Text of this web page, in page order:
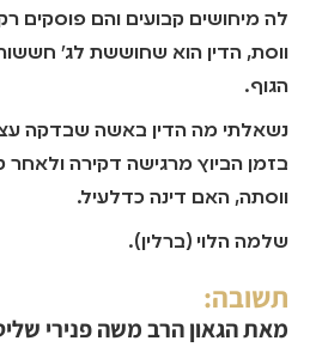
לה מיחושים קבועים והם פוסקים
ווסת, הדין הוא שחוששת לג'
הגוף.
נשאלתי מה הדין באשה שבדקה
בזמן הביוץ מרגישה דקירה
ווסתה, האם דינה כדלעיל.
שלמה הלוי (ברלין).
תשובה:
מאתהגאון הרב משה פנירי